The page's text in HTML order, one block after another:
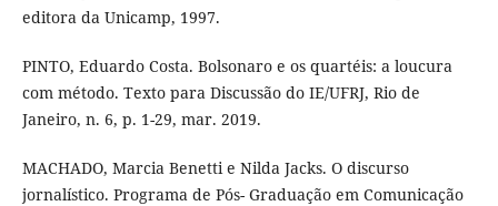
editora da Unicamp, 1997.
PINTO, Eduardo Costa. Bolsonaro e os quartéis: a loucura
com método. Texto para Discussão do IE/UFRJ, Rio de
Janeiro, n. 6, p. 1-29, mar. 2019.
MACHADO, Marcia Benetti e Nilda Jacks. O discurso
jornalístico. Programa de Pós- Graduação em Comunicação